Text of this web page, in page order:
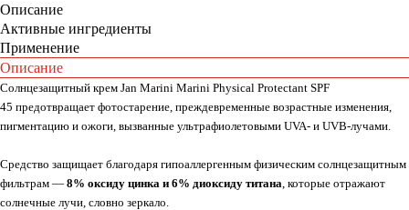
Описание
Активные ингредиенты
Применение
Описание
Солнцезащитный крем Jan Marini Marini Physical Protectant SPF
45 предотвращает фотостарение, преждевременные возрастные изменения,
пигментацию и ожоги, вызванные ультрафиолетовыми UVA- и UVB-лучами.
Средство защищает благодаря гипоаллергенным физическим солнцезащитным
фильтрам — 8% оксиду цинка и 6% диоксиду титана, которые отражают
солнечные лучи, словно зеркало.